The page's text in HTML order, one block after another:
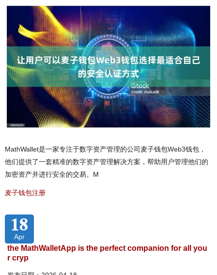
MathWallet是一家专注于数字资产管理的公司麦子钱包Web3钱包，
他们提供了一套精准的数字资产管理解决方案，帮助用户管理他们的
加密资产并进行安全的交易。M
麦子钱包注册
18
Apr
the MathWalletApp is the perfect companion for all you
r cryp